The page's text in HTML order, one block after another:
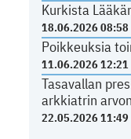
Kurkista
18.06.2026 08:58
Poikkeuksia
11.06.2026 12:21
Tasavallan
arkkiatrin
22.05.2026 11:49